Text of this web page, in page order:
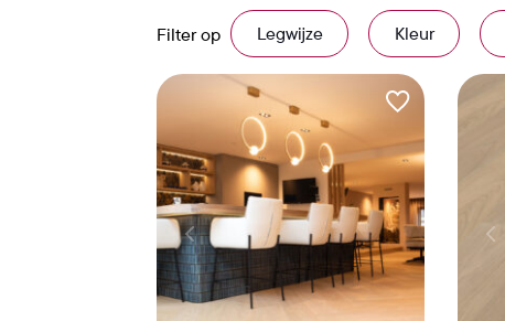
Filter op Legwijze Kleur